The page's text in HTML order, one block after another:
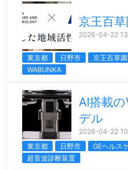
京王百
2026-04-22
東京都 日野市 京王百草園
WABUNKA
AI搭載
デル
2026-04-22
東京都
日野市 GEヘルス
超音波診断装置